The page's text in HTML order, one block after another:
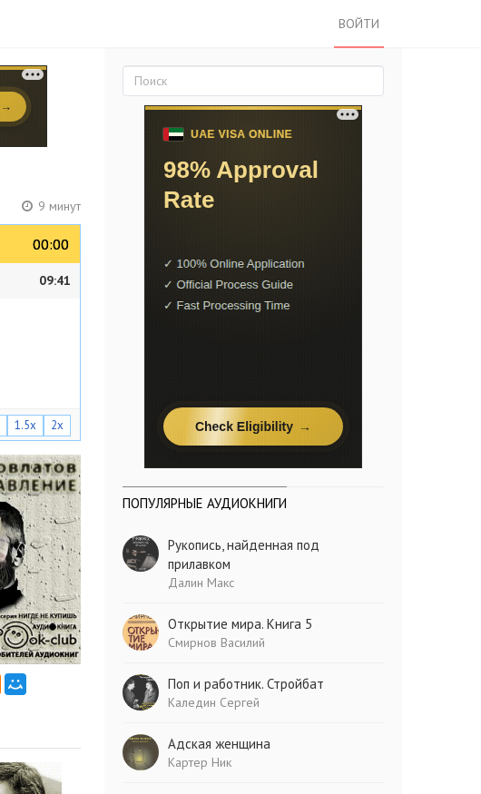
ВОЙТИ
9 минут
00:00
00:00
09:41
1.5x 2x
ПОПУЛЯРНЫЕ АУДИОКНИГИ
Рукопись, найденная под
прилавком
Далин Макс
Открытие мира. Книга 5
Смирнов Василий
Поп и работник. Стройбат
Каледин Сергей
Адская женщина
Картер Ник